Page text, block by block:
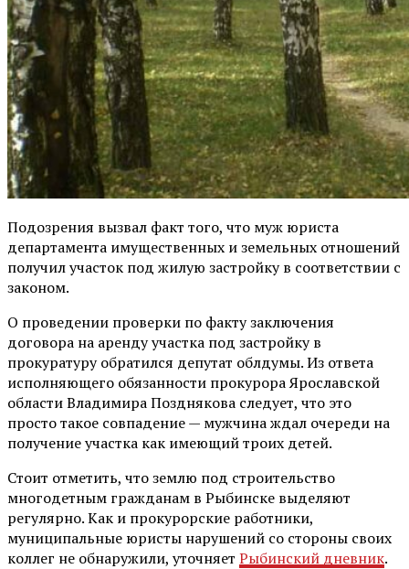
Подозрения вызвал факт того, что муж юриста
департамента имущественных и земельных отношений
получил участок под жилую застройку в соответствии с
законом.
О проведении проверки по факту заключения
договора на аренду участка под застройку в
прокуратуру обратился депутат облдумы. Из ответа
исполняющего обязанности прокурора Ярославской
области Владимира Позднякова следует, что это
просто такое совпадение — мужчина ждал очереди на
получение участка как имеющий троих детей.
Стоит отметить, что землю под строительство
многодетным гражданам в Рыбинске выделяют
регулярно. Как и прокурорские работники,
муниципальные юристы нарушений со стороны своих
коллег не обнаружили, уточняет Рыбинский дневник.